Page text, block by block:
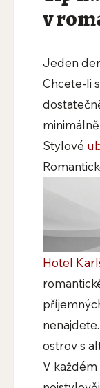
v
Jeden
Chcete-li
Stylové
Hotel
ostrov s
V